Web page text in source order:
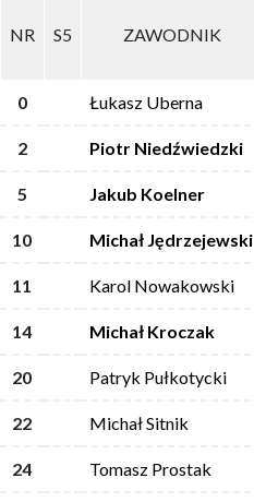
NR S5 ZAWODNIK
0 Łukasz Uberna
2 Piotr Niedźwiedzki
5 Jakub Koelner
10 Michał Jędrzejewski
11 Karol Nowakowski
14 Michał Kroczak
20 Patryk Pułkotycki
22 Michał Sitnik
24 Tomasz Prostak
NR S5 ZAWODNIK
0 Łukasz Uberna
2 Piotr Niedźwiedzki
5 Jakub Koelner
10 Michał Jędrzejewski
11 Karol Nowakowski
14 Michał Kroczak
20 Patryk Pułkotycki
22 Michał Sitnik
24 Tomasz Prostak